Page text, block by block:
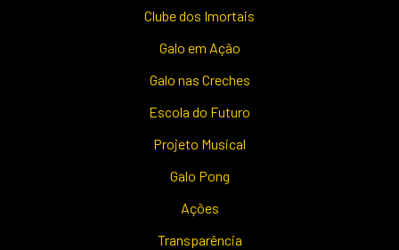
Clube dos Imortais
Galo em Ação
Galo nas Creches
Escola do Futuro
Projeto Musical
Galo Pong
Ações
Transparência